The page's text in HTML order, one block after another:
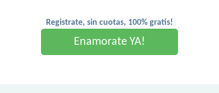
Registrate, sin cuotas, 100% gratis!
Enamorate YA!